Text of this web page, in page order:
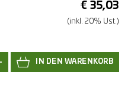
€ 35,03
(inkl. 20% Ust.)